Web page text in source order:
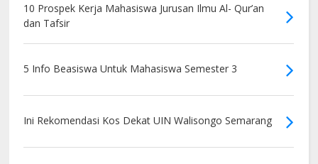
10 Prospek Kerja Mahasiswa Jurusan Ilmu Al- Qur’an
dan Tafsir
5 Info Beasiswa Untuk Mahasiswa Semester 3
Ini Rekomendasi Kos Dekat UIN Walisongo Semarang